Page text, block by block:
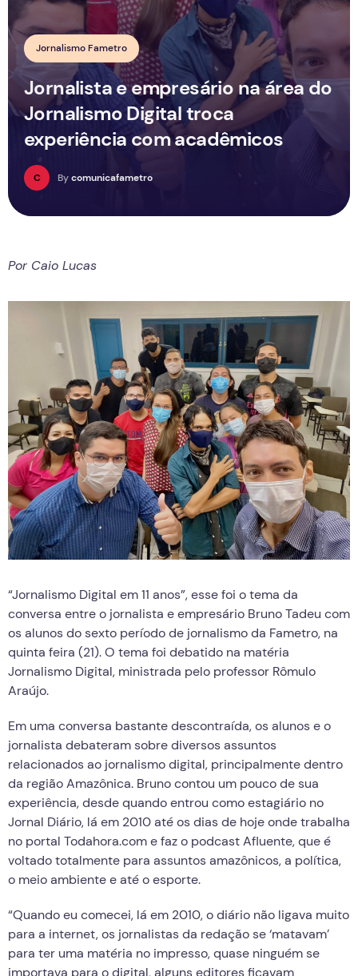
Jornalismo Fametro
Jornalista e empresário na área do
Jornalismo Digital troca
experiência com acadêmicos
C Bycomunicafametro
Por Caio Lucas
“Jornalismo Digital em 11 anos”, esse foi o tema da
conversa entre o jornalista e empresário Bruno Tadeu com
os alunos do sexto período de jornalismo da Fametro, na
quinta feira (21). O tema foi debatido na matéria
Jornalismo Digital, ministrada pelo professor Rômulo
Araújo.
Em uma conversa bastante descontraída, os alunos e o
jornalista debateram sobre diversos assuntos
relacionados ao jornalismo digital, principalmente dentro
da região Amazônica. Bruno contou um pouco de sua
experiência, desde quando entrou como estagiário no
Jornal Diário, lá em 2010 até os dias de hoje onde trabalha
no portal Todahora.com e faz o podcast Afluente, que é
voltado totalmente para assuntos amazônicos, a política,
o meio ambiente e até o esporte.
“Quando eu comecei, lá em 2010, o diário não ligava muito
para a internet, os jornalistas da redação se ‘matavam’
para ter uma matéria no impresso, quase ninguém se
importava para o digital, alguns editores ficavam